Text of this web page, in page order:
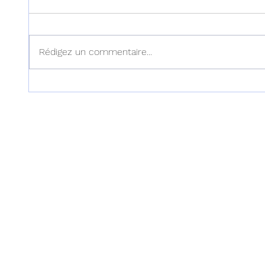
des mesures pour une
Rédigez un commentaire...